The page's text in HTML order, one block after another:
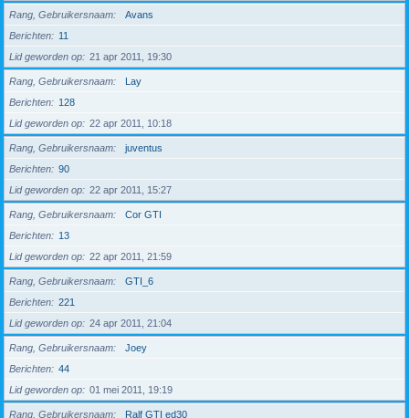
Rang, Gebruikersnaam
Avans
Berichten
11
Lid geworden op
21 apr 2011, 19:30
Rang, Gebruikersnaam
Lay
Berichten
128
Lid geworden op
22 apr 2011, 10:18
Rang, Gebruikersnaam
juventus
Berichten
90
Lid geworden op
22 apr 2011, 15:27
Rang, Gebruikersnaam
Cor GTI
Berichten
13
Lid geworden op
22 apr 2011, 21:59
Rang, Gebruikersnaam
GTI_6
Berichten
221
Lid geworden op
24 apr 2011, 21:04
Rang, Gebruikersnaam
Joey
Berichten
44
Lid geworden op
01 mei 2011, 19:19
Rang, Gebruikersnaam
Ralf GTI ed30